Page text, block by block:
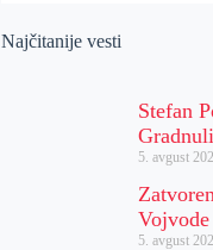
Najčitanije vesti
Stefan
5. avgust
5. avgust